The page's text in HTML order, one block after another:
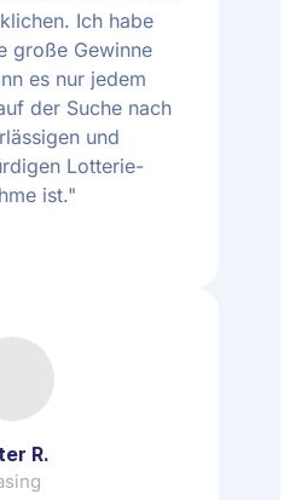
Ich habe
große Gewinne
es nur jedem
der Suche nach
und
Lotterie-
ist."
R.